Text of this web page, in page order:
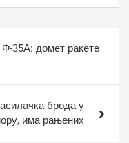
35А: домет ракете
брода у
има рањених